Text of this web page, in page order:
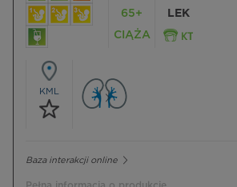
65+
CIĄŻA
LEK
KML
Baza interakcji online